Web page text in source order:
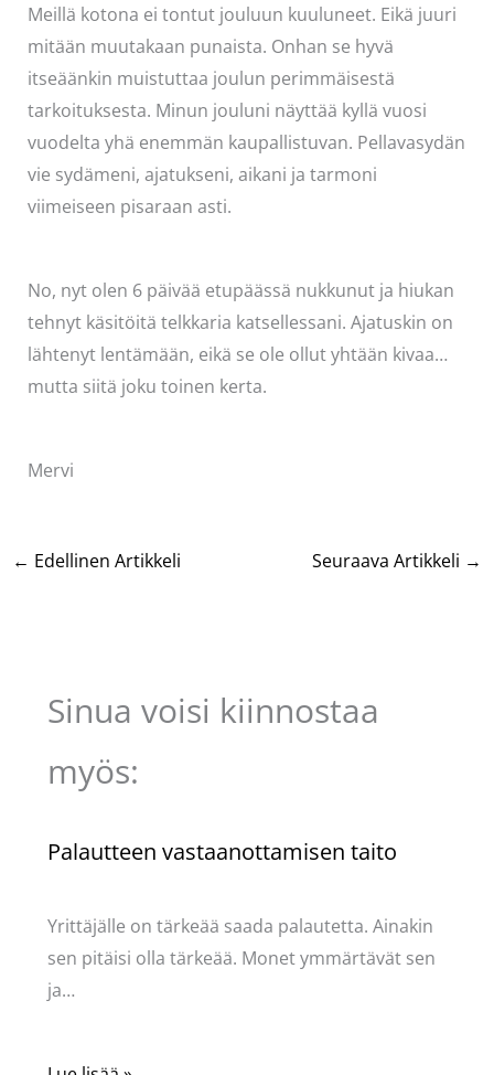
Meillä kotona ei tontut jouluun kuuluneet. Eikä juuri
mitään muutakaan punaista. Onhan se hyvä
itseäänkin muistuttaa joulun perimmäisestä
tarkoituksesta. Minun jouluni näyttää kyllä vuosi
vuodelta yhä enemmän kaupallistuvan. Pellavasydän
vie sydämeni, ajatukseni, aikani ja tarmoni
viimeiseen pisaraan asti.
No, nyt olen 6 päivää etupäässä nukkunut ja hiukan
tehnyt käsitöitä telkkaria katsellessani. Ajatuskin on
lähtenyt lentämään, eikä se ole ollut yhtään kivaa…
mutta siitä joku toinen kerta.
Mervi
← Edellinen Artikkeli Seuraava Artikkeli →
Sinua voisi kiinnostaa
myös:
Palautteen vastaanottamisen taito
Yrittäjälle on tärkeää saada palautetta. Ainakin
sen pitäisi olla tärkeää. Monet ymmärtävät sen
ja…